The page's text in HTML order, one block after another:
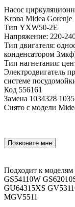
Насос
Krona Midea Gorenje
Тип YXW50-2E
Напряжение: 220-
Тип двигателя:
конденсатором
Тип нагнетания:
Электродвигатель
системе
Код 556161
Замена 1034328
Снято с модели
Позвоните мне
Подходит к
GS54110W
GU64315XS
MGV5511